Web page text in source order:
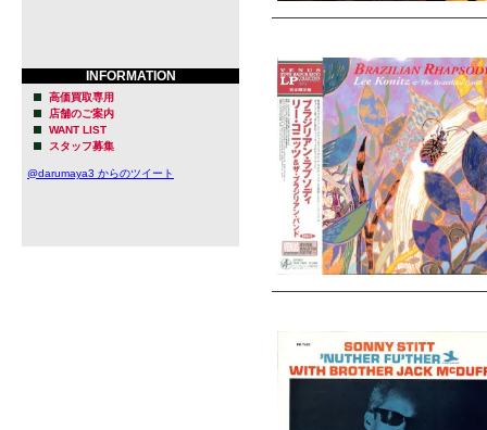
INFORMATION
高価買取専用
店舗のご案内
WANT LIST
スタッフ募集
@darumaya3 からのツイート